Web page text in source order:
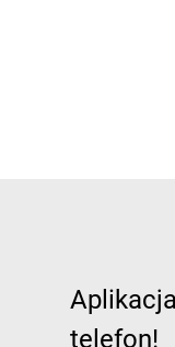
telefon!